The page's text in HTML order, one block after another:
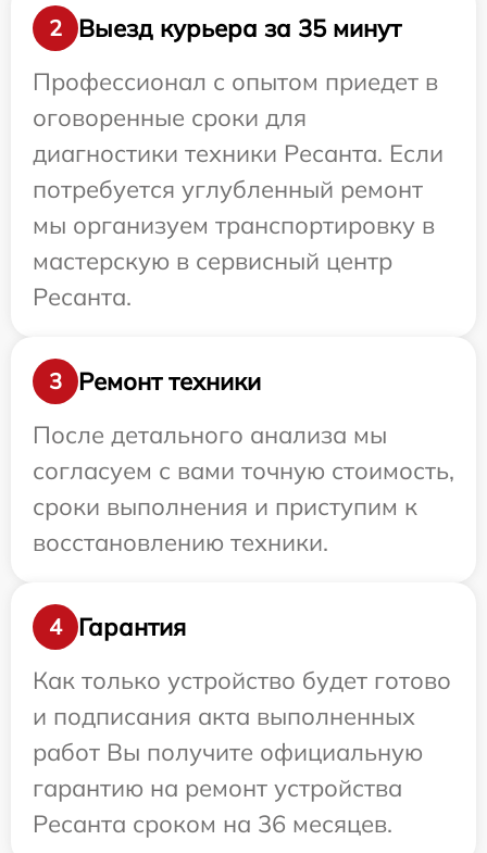
2
Выезд курьера за 35 минут
Профессионал с опытом приедет в
оговоренные сроки для
диагностики техники Ресанта. Если
потребуется углубленный ремонт
мы организуем транспортировку в
мастерскую в сервисный центр
Ресанта.
3
Ремонт техники
После детального анализа мы
согласуем с вами точную стоимость,
сроки выполнения и приступим к
восстановлению техники.
4
Гарантия
Как только устройство будет готово
и подписания акта выполненных
работ Вы получите официальную
гарантию на ремонт устройства
Ресанта сроком на 36 месяцев.